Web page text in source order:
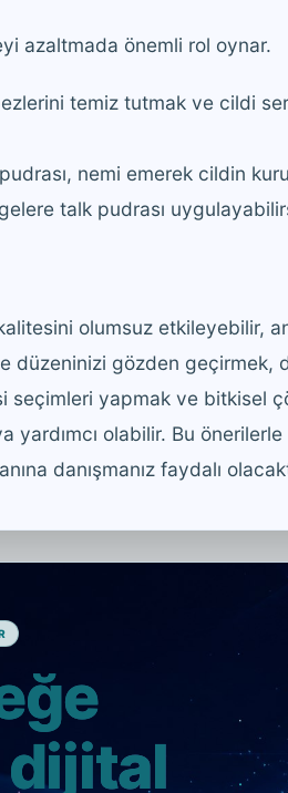
azaltmada önemli rol oynar.
temiz tutmak ve cildi
nemi emerek cildin
talk pudrası
olumsuz
düzeninizi gözden
seçimleri yapmak ve bitkisel
yardımcı olabilir. Bu
danışmanız faydalı
dijital